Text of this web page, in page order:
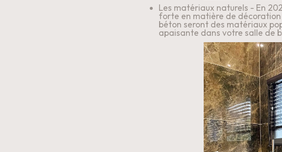
Les matériaux naturels - En
forte en matière de décoration
béton seront des matériaux
apaisante dans votre salle de